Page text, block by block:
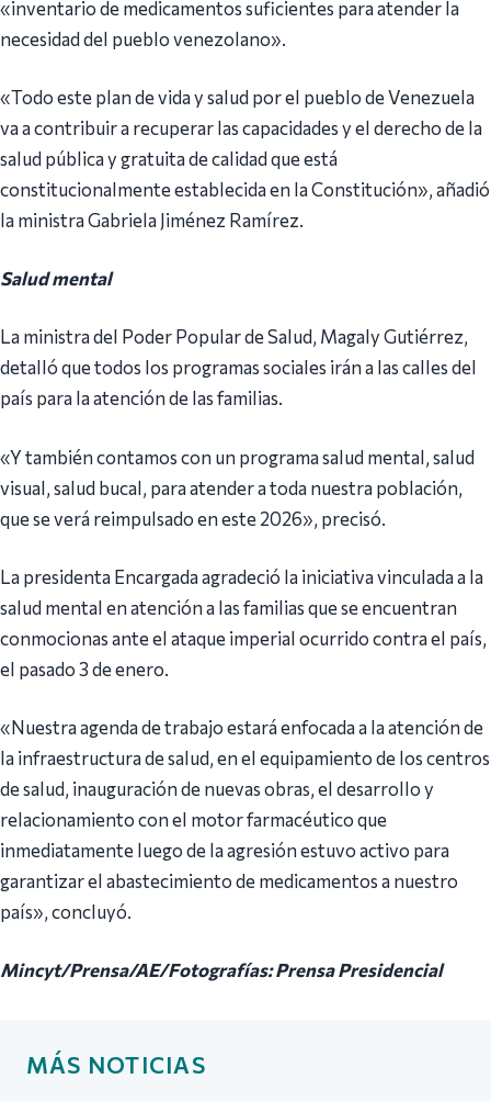
«inventario de medicamentos suficientes para atender la
necesidad del pueblo venezolano».
«Todo este plan de vida y salud por el pueblo de Venezuela
va a contribuir a recuperar las capacidades y el derecho de la
salud pública y gratuita de calidad que está
constitucionalmente establecida en la Constitución», añadió
la ministra Gabriela Jiménez Ramírez.
Salud mental
La ministra del Poder Popular de Salud, Magaly Gutiérrez,
detalló que todos los programas sociales irán a las calles del
país para la atención de las familias.
«Y también contamos con un programa salud mental, salud
visual, salud bucal, para atender a toda nuestra población,
que se verá reimpulsado en este 2026», precisó.
La presidenta Encargada agradeció la iniciativa vinculada a la
salud mental en atención a las familias que se encuentran
conmocionas ante el ataque imperial ocurrido contra el país,
el pasado 3 de enero.
«Nuestra agenda de trabajo estará enfocada a la atención de
la infraestructura de salud, en el equipamiento de los centros
de salud, inauguración de nuevas obras, el desarrollo y
relacionamiento con el motor farmacéutico que
inmediatamente luego de la agresión estuvo activo para
garantizar el abastecimiento de medicamentos a nuestro
país», concluyó.
Mincyt/Prensa/AE/Fotografías: Prensa Presidencial
MÁS NOTICIAS